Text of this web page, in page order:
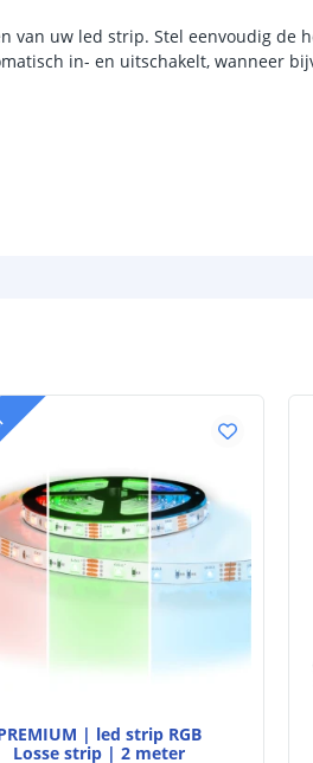
van uw led strip. Stel eenvoudig de
in- en uitschakelt, wanneer
| led strip RGB
Losse strip | 2 meter